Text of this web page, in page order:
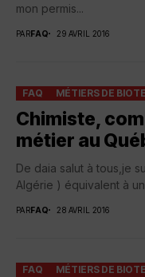
mon permis...
PARFAQ 29 AVRIL 2016
FAQ MÉTIERS DE
Chimiste,
métier au
De daia salut à tous,je
Algérie ) équivalent à
PARFAQ 28 AVRIL 2016
FAQ MÉTIERS DE